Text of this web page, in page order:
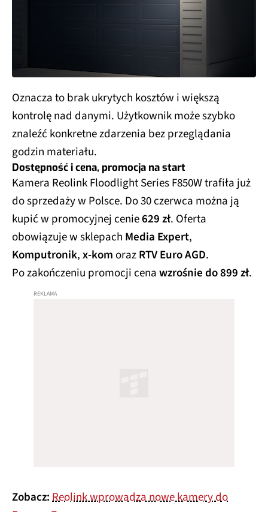
Oznacza to brak ukrytych kosztów i większą
kontrolę nad danymi. Użytkownik może szybko
znaleźć konkretne zdarzenia bez przeglądania
godzin materiału.
Dostępność i cena, promocja na start
Kamera Reolink Floodlight Series F850W trafiła już
do sprzedaży w Polsce. Do 30 czerwca można ją
kupić w promocyjnej cenie629 zł. Oferta
obowiązuje w sklepach Media Expert,
Komputronik,x-komorazRTV Euro AGD.
Po zakończeniu promocji cenawzrośnie do 899 zł.
Zobacz:Reolink wprowadza nowe kamery do